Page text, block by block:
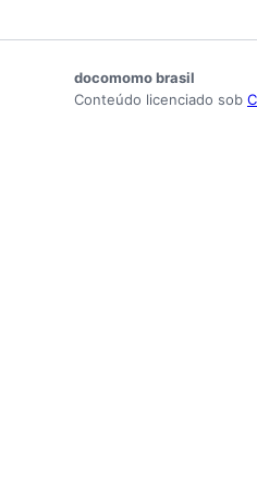
docomomo brasil
Conteúdo licenciado sob